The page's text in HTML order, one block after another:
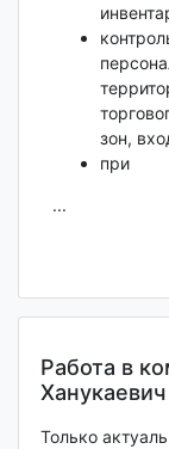
зон,
при
...
Работа в
Только